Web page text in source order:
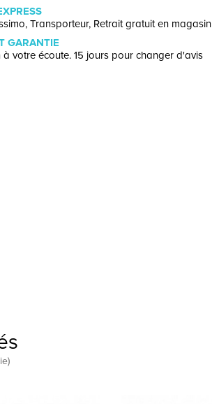
Transporteur, Retrait gratuit en magasin
GARANTIE
à votre écoute. 15 jours pour changer d'avis